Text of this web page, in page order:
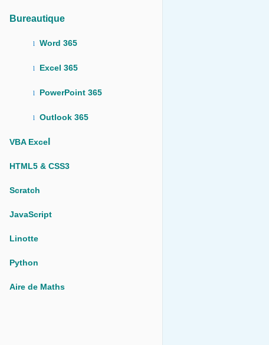
Bureautique
l Word 365
l Excel 365
l PowerPoint 365
l Outlook 365
VBA Exce
HTML5 & CSS3
Scratch
JavaScript
Linotte
Python
Aire de Maths